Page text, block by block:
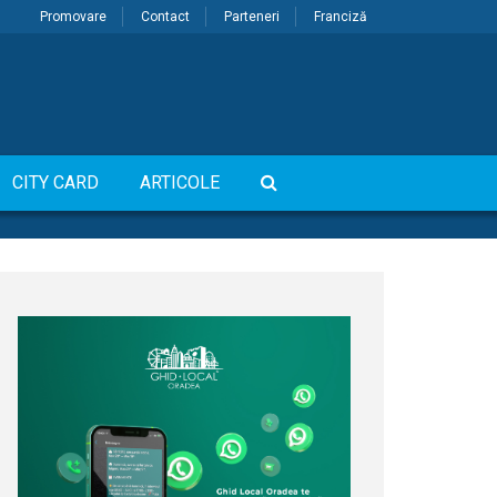
Promovare Contact Parteneri Franciză
CITY CARD ARTICOLE